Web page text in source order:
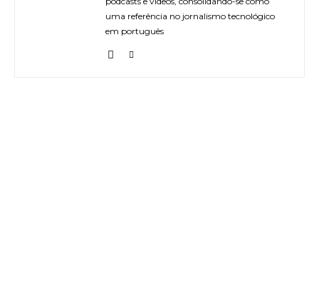
uma referência no jornalismo tecnológico
em português